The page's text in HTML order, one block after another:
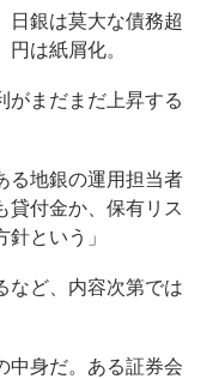
日銀は莫大な債務超
は紙屑化。
がまだまだ上昇する
る地銀の運用担当者
貸付金か、保有リス
という」
など、内容次第では
中身だ。ある証券会